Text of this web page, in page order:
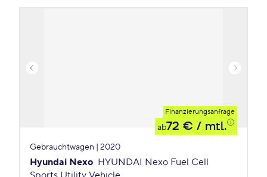
Finanzierungsanfrage
ab72 € / mtl.
Gebrauchtwagen | 2020
Hyundai Nexo HYUNDAI Nexo Fuel Cell